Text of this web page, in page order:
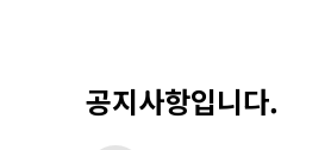
공지사항입니다.